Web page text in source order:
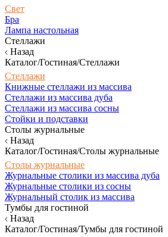
Свет
Бра
Лампа настольная
Стеллажи
Назад
Каталог/Гостиная/Стеллажи
Стеллажи
Книжные стеллажи из массива
Стеллажи из массива дуба
Стеллажи из массива сосны
Стойки и подставки
Столы журнальные
Назад
Каталог/Гостиная/Столы журнальные
Столы журнальные
Журнальные столики из массива дуба
Журнальные столики из сосны
Журнальный столик из массива
Тумбы для гостиной
Назад
Каталог/Гостиная/Тумбы для гостиной